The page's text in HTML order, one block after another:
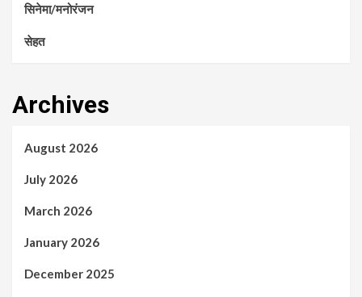
सिनेमा/मनोरंजन
सेहत
Archives
August 2026
July 2026
March 2026
January 2026
December 2025